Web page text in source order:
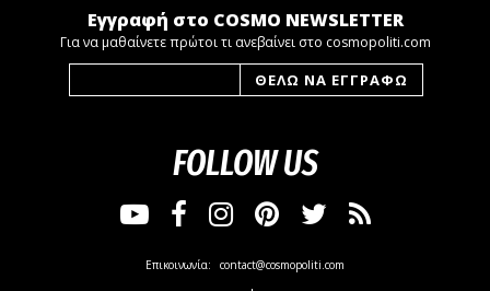
Εγγραφή στο COSMO NEWSLETTER
Για να μαθαίνετε πρώτοι τι ανεβαίνει στο cosmopoliti.com
FOLLOW US
Επικοινωνία: contact@cosmopoliti.com